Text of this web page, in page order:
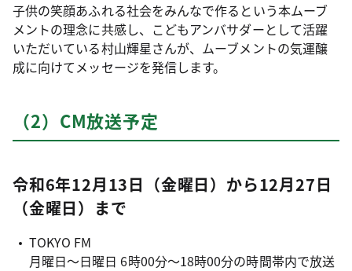
子供の笑顔あふれる社会をみんなで作るという本ムーブ
メントの理念に共感し、こどもアンバサダーとして活躍
いただいている村山輝星さんが、ムーブメントの気運醸
成に向けてメッセージを発信します。
（2）CM放送予定
令和6年12月13日（金曜日）から12月27日
（金曜日）まで
TOKYO FM
月曜日～日曜日 6時00分～18時00分の時間帯内で放送